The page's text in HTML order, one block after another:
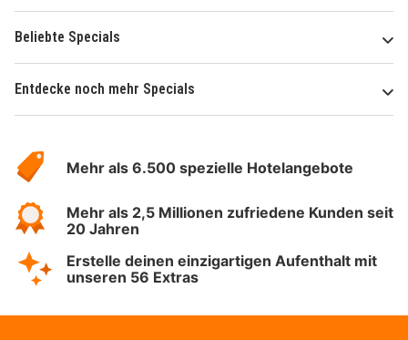
Beliebte Specials
Entdecke noch mehr Specials
Hotelspecials
Mehr als 6.500 spezielle Hotelangebote
Mehr als 2,5 Millionen zufriedene Kunden seit
20 Jahren
Erstelle deinen einzigartigen Aufenthalt mit
unseren 56 Extras